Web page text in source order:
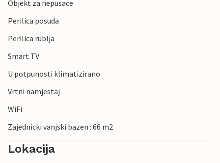
Objekt za nepusace
Perilica posuda
Perilica rublja
Smart TV
U potpunosti klimatizirano
Vrtni namjestaj
WiFi
Zajednicki vanjski bazen : 66 m2
Lokacija